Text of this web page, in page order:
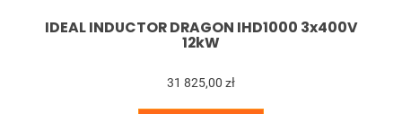
IDEAL INDUCTOR DRAGON IHD1000 3x400V
12kW
31 825,00 zł